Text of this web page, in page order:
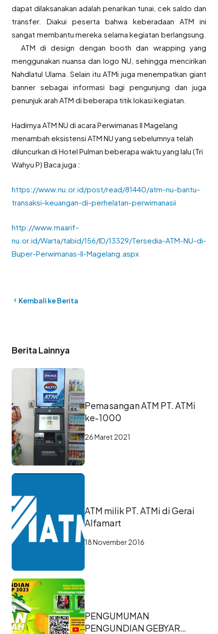
dapat dilaksanakan adalah penarikan tunai, cek saldo dan
transfer. Diakui peserta bahwa keberadaan ATM ini
sangat membantu mereka selama kegiatan berlangsung.
ATM di design dengan booth dan wrapping yang
menggunakan nuansa dan logo NU, sehingga mencirikan
Nahdlatul Ulama. Selain itu ATMi juga menempatkan giant
banner sebagai informasi bagi pengunjung dan juga
penunjuk arah ATM di beberapa titik lokasi kegiatan.
Hadirnya ATM NU di acara Perwimanas II Magelang
menambah eksistensi ATM NU yang sebelumnya telah
diluncurkan di Hotel Pulman beberapa waktu yang lalu (Tri
Wahyu P) Baca juga :
https://www.nu.or.id/post/read/81440/atm-nu-bantu-
transaksi-keuangan-di-perhelatan-perwimanasii
http://www.maarif-
nu.or.id/Warta/tabid/156/ID/13329/Tersedia-ATM-NU-di-
Buper-Perwimanas-II-Magelang.aspx
Kembali ke Berita
Berita Lainnya
Pemasangan ATM PT. ATMi
ke-1000
26 Maret 2021
ATM milik PT. ATMi di Gerai
Alfamart
18 November 2016
PENGUMUMAN
PENGUNDIAN GEBYAR